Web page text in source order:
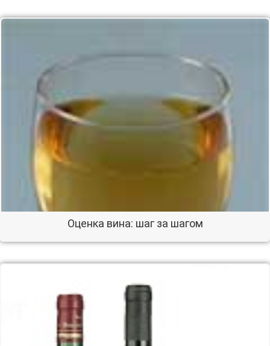
Оценка вина: шаг за шагом